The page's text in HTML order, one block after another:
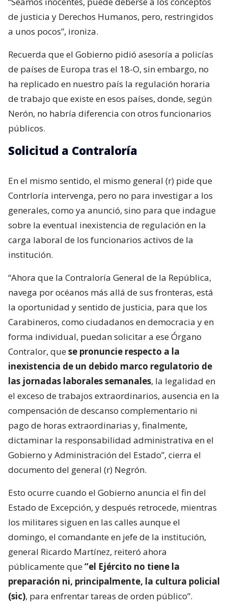
de justicia y Derechos Humanos, pero, restringidos
a unos pocos”, ironiza.
Recuerda que el Gobierno pidió asesoría a policías
de países de Europa tras el 18-O, sin embargo, no
ha replicado en nuestro país la regulación horaria
de trabajo que existe en esos países, donde, según
Nerón, no habría diferencia con otros funcionarios
públicos.
Solicitud a Contraloría
En el mismo sentido, el mismo general (r) pide que
Contrloría intervenga, pero no para investigar a los
generales, como ya anunció, sino para que indague
sobre la eventual inexistencia de regulación en la
carga laboral de los funcionarios activos de la
institución.
“Ahora que la Contraloría General de la República,
navega por océanos más allá de sus fronteras, está
la oportunidad y sentido de justicia, para que los
Carabineros, como ciudadanos en democracia y en
forma individual, puedan solicitar a ese Órgano
Contralor, quese pronuncie respecto a la
inexistencia de un debido marco regulatorio de
las jornadas laborales semanales, la legalidad en
el exceso de trabajos extraordinarios, ausencia en la
compensación de descanso complementario ni
pago de horas extraordinarias y, finalmente,
dictaminar la responsabilidad administrativa en el
Gobierno y Administración del Estado”, cierra el
documento del general (r) Negrón.
Esto ocurre cuando el Gobierno anuncia el fin del
Estado de Excepción, y después retrocede, mientras
los militares siguen en las calles aunque el
domingo, el comandante en jefe de la institución,
general Ricardo Martínez, reiteró ahora
públicamente que“el Ejército no tiene la
preparación ni, principalmente, la cultura policial
(sic), para enfrentar tareas de orden público”.